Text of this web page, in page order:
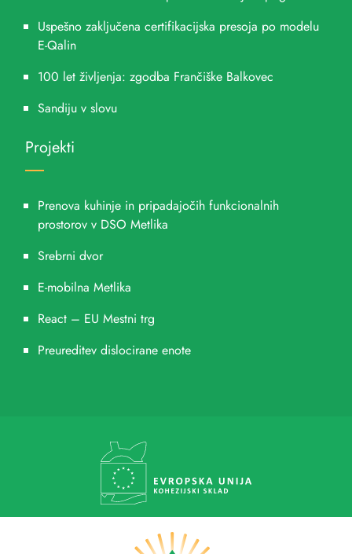
Uspešno zaključena certifikacijska presoja po modelu
E-Qalin
100 let življenja: zgodba Frančiške Balkovec
Sandiju v slovu
Projekti
Prenova kuhinje in pripadajočih funkcionalnih
prostorov v DSO Metlika
Srebrni dvor
E-mobilna Metlika
React – EU Mestni trg
Preureditev dislocirane enote